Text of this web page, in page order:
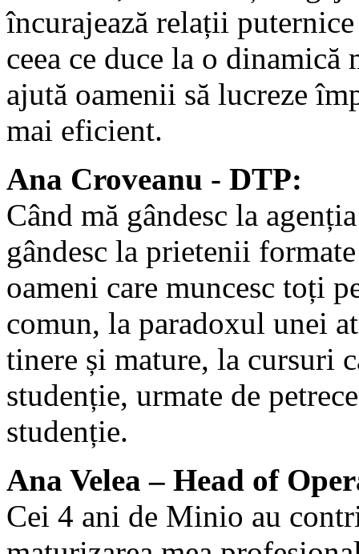
încurajează relații
ceea ce duce la o dinamică
ajută oamenii să lucreze
mai eficient.
Ana Croveanu - DTP:
Când mă gândesc la
gândesc la prietenii
oameni care muncesc toți
comun, la paradoxul unei
tinere și mature, la cursuri
studenție, urmate de
studenție.
Ana Velea – Head of
Cei 4 ani de Minio au